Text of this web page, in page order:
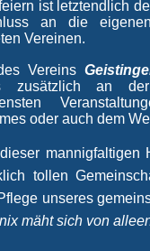
ist letztendlich
an die
Vereinen.
Vereins
zusätzlich an
oder auch dem
mannigfaltigen
tollen
unseres
mäht sich von